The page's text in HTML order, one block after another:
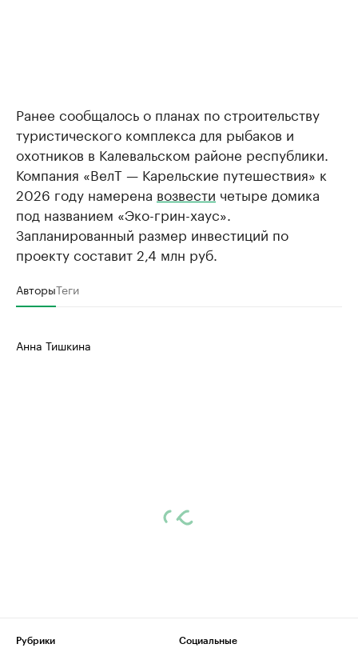
Ранее сообщалось о планах по строительству
туристического комплекса для рыбаков и
охотников в Калевальском районе республики.
Компания «ВелТ — Карельские путешествия» к
2026 году намерена возвести четыре домика
под названием «Эко-грин-хаус».
Запланированный размер инвестиций по
проекту составит 2,4 млн руб.
АвторыТеги
Анна Тишкина
Рубрики
Социальные